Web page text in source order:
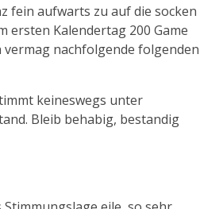
fein aufwarts zu auf die socken
ersten Kalendertag 200 Game
nachfolgende folgenden
keineswegs unter
Bleib behabig, bestandig